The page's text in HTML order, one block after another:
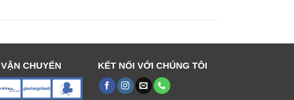
CHUYỂN KẾT NỐI VỚI CHÚNG TÔI